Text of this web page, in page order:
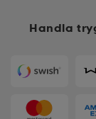
Handla